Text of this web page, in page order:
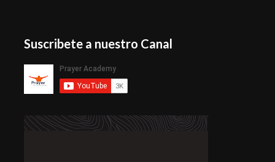
Suscribete a nuestro Canal